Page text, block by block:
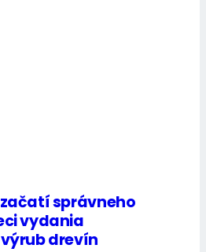
správneho
vydania
drevín